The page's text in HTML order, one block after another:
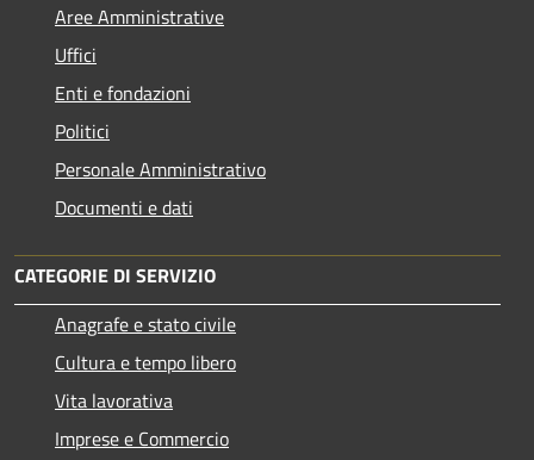
Aree Amministrative
Uffici
Enti e fondazioni
Politici
Personale Amministrativo
Documenti e dati
CATEGORIE DI SERVIZIO
Anagrafe e stato civile
Cultura e tempo libero
Vita lavorativa
Imprese e Commercio